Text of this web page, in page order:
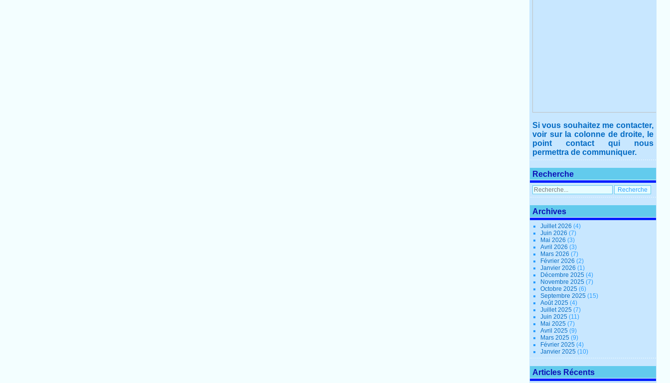
Si vous souhaitez me contacter,
voir sur la colonne de droite, le
point contact qui nous
permettra de communiquer.
Recherche
Archives
Juillet 2026(4)
Juin 2026(7)
Mai 2026(3)
Avril 2026(3)
Mars 2026(7)
Février 2026(2)
Janvier 2026(1)
Décembre 2025(4)
Novembre 2025(7)
Octobre 2025(6)
Septembre 2025(15)
Août 2025(4)
Juillet 2025(7)
Juin 2025(11)
Mai 2025(7)
Avril 2025(9)
Mars 2025(9)
Février 2025(4)
Janvier 2025(10)
Articles Récents